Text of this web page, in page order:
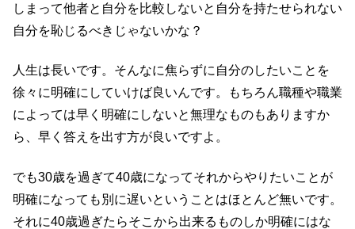
しまって他者と自分を比較しないと自分を持たせられない
自分を恥じるべきじゃないかな？
人生は長いです。そんなに焦らずに自分のしたいことを
徐々に明確にしていけば良いんです。もちろん職種や職業
によっては早く明確にしないと無理なものもありますか
ら、早く答えを出す方が良いですよ。
でも30歳を過ぎて40歳になってそれからやりたいことが
明確になっても別に遅いということはほとんど無いです。
それに40歳過ぎたらそこから出来るものしか明確にはな